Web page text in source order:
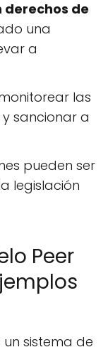
de
una
a
las
sancionar a
pueden ser
legislación
Peer
un sistema de